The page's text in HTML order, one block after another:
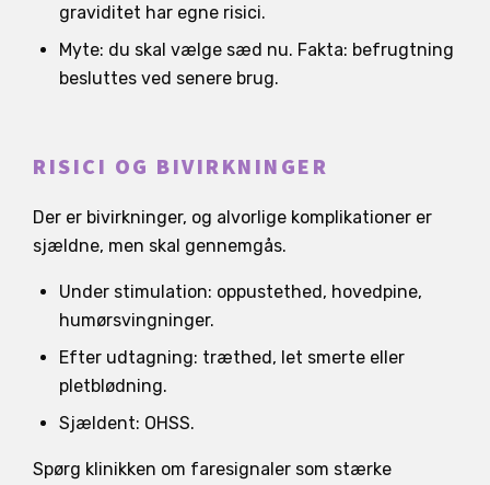
graviditet har egne risici.
Myte: du skal vælge sæd nu. Fakta: befrugtning
besluttes ved senere brug.
RISICI OG BIVIRKNINGER
Der er bivirkninger, og alvorlige komplikationer er
sjældne, men skal gennemgås.
Under stimulation: oppustethed, hovedpine,
humørsvingninger.
Efter udtagning: træthed, let smerte eller
pletblødning.
Sjældent: OHSS.
Spørg klinikken om faresignaler som stærke